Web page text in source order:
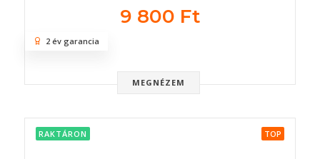
9 800 Ft
MEGNÉZEM
2 év garancia
RAKTÁRON TOP